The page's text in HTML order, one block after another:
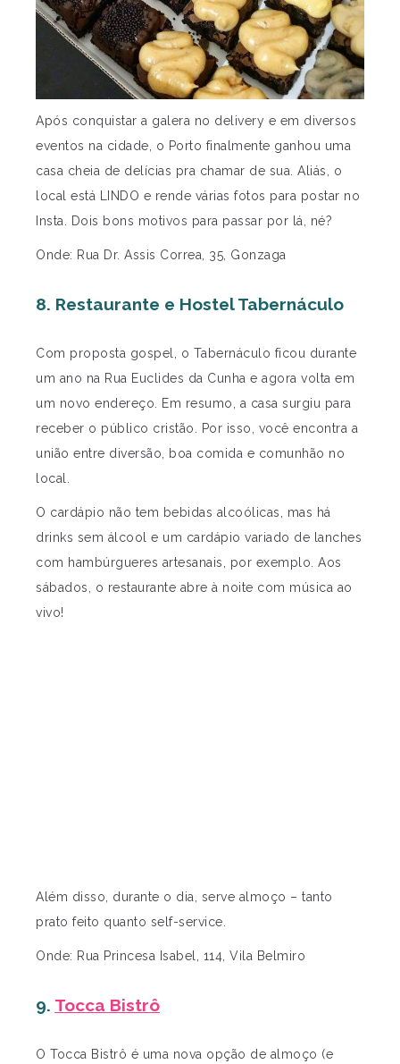
Após conquistar a galera no delivery e em diversos
eventos na cidade, o Porto finalmente ganhou uma
casa cheia de delícias pra chamar de sua. Aliás, o
local está LINDO e rende várias fotos para postar no
Insta. Dois bons motivos para passar por lá, né?
Onde: Rua Dr. Assis Correa, 35, Gonzaga
8. Restaurante e Hostel Tabernáculo
Com proposta gospel, o Tabernáculo ficou durante
um ano na Rua Euclides da Cunha e agora volta em
um novo endereço. Em resumo, a casa surgiu para
receber o público cristão. Por isso, você encontra a
união entre diversão, boa comida e comunhão no
local.
O cardápio não tem bebidas alcoólicas, mas há
drinks sem álcool e um cardápio variado de lanches
com hambúrgueres artesanais, por exemplo. Aos
sábados, o restaurante abre à noite com música ao
vivo!
Além disso, durante o dia, serve almoço – tanto
prato feito quanto self-service.
Onde: Rua Princesa Isabel, 114, Vila Belmiro
9. Tocca Bistrô
O Tocca Bistrô é uma nova opção de almoço (e